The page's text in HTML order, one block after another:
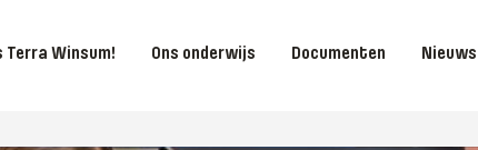
Terra Winsum! Ons onderwijs Documenten Nieuws